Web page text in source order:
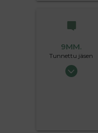
9MM.
Tunnettu jäsen
13.05.2024